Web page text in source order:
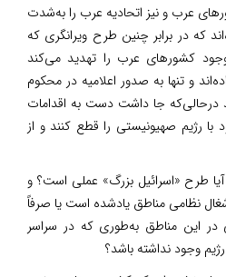
عرب و نیز اتحادیه عرب را به‌شدت
که در برابر چنین طرح ویرانگری که
کشورهای عرب را تهدید می‌کند
و تنها به صدور اعلامیه در محکوم
درحالی‌که جا داشت دست به اقدامات
با رژیم صهیونیستی را قطع کنند و از
طرح «اسرائیل بزرگ» عملی است؟ و
نظامی مناطق یادشده است یا صرفاً
در این مناطق به‌طوری که در سراسر
وجود نداشته باشد؟